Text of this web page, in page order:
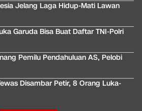
Jelang Laga Hidup-Mati Lawan
Garuda Bisa Buat Daftar TNI-Polri
Pemilu Pendahuluan AS, Pelobi
Disambar Petir, 8 Orang Luka-